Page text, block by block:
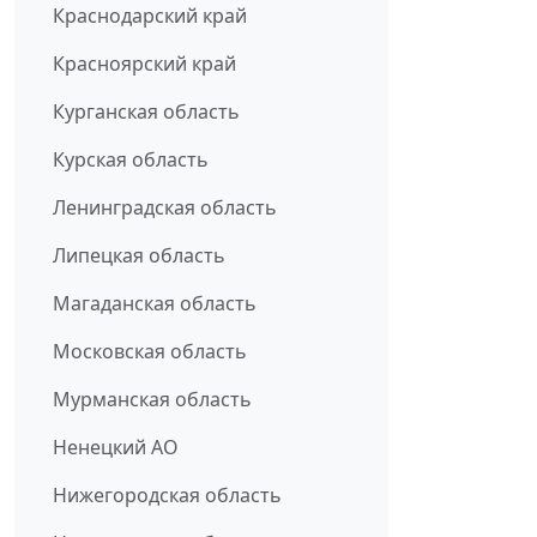
Краснодарский край
Красноярский край
Курганская область
Курская область
Ленинградская область
Липецкая область
Магаданская область
Московская область
Мурманская область
Ненецкий АО
Нижегородская область